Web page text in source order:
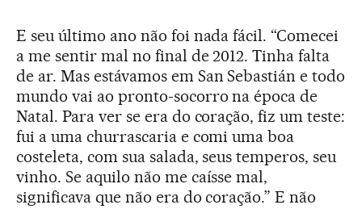
E seu último ano não foi nada fácil. “Comecei
a me sentir mal no final de 2012. Tinha falta
de ar. Mas estávamos em San Sebastián e todo
mundo vai ao pronto-socorro na época de
Natal. Para ver se era do coração, fiz um teste:
fui a uma churrascaria e comi uma boa
costeleta, com sua salada, seus temperos, seu
vinho. Se aquilo não me caísse mal,
significava que não era do coração.” E não